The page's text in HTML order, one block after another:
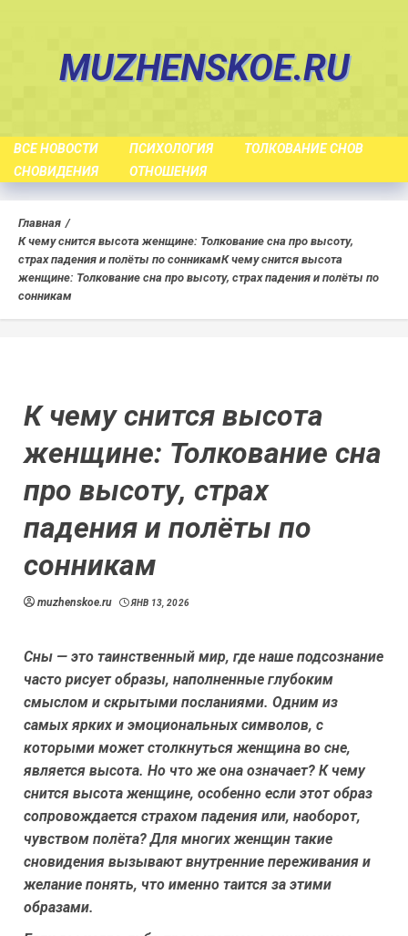
MUZHENSKOE.RU
ВСЕ НОВОСТИ ПСИХОЛОГИЯ
ТОЛКОВАНИЕ СНОВ
СНОВИДЕНИЯ
ОТНОШЕНИЯ
Главная
К чему снится высота женщине: Толкование сна про высоту,
страх падения и полёты по сонникамК чему снится высота
женщине: Толкование сна про высоту, страх падения и полёты по
сонникам
К чему снится высота
женщине: Толкование сна
про высоту, страх
падения и полёты по
сонникам
muzhenskoe.ru ЯНВ 13, 2026
Сны — это таинственный мир, где наше подсознание
часто рисует образы, наполненные глубоким
смыслом и скрытыми посланиями. Одним из
самых ярких и эмоциональных символов, с
которыми может столкнуться женщина во сне,
является высота. Но что же она означает? К чему
снится высота женщине, особенно если этот образ
сопровождается страхом падения или, наоборот,
чувством полёта? Для многих женщин такие
сновидения вызывают внутренние переживания и
желание понять, что именно таится за этими
образами.